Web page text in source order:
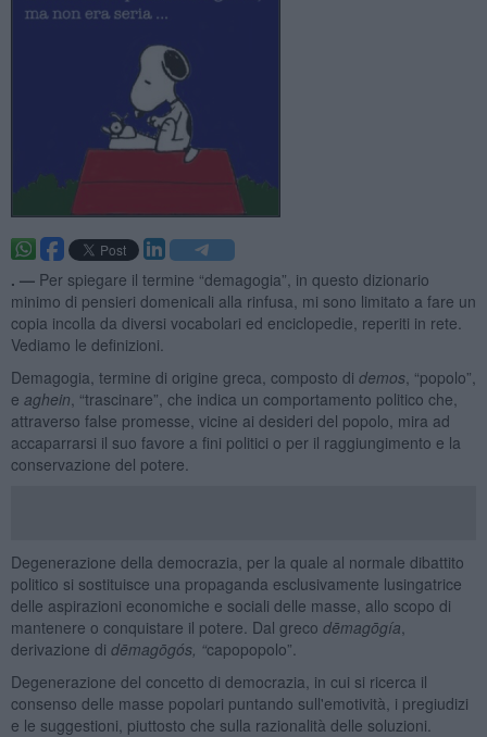
. — Per spiegare il termine “demagogia”, in questo dizionario
minimo di pensieri domenicali alla rinfusa, mi sono limitato a fare un
copia incolla da diversi vocabolari ed enciclopedie, reperiti in rete.
Vediamo le definizioni.
Demagogia, termine di origine greca, composto di demos, “popolo”,
e aghein , “trascinare”, che indica un comportamento politico che,
attraverso false promesse, vicine ai desideri del popolo, mira ad
accaparrarsi il suo favore a fini politici o per il raggiungimento e la
conservazione del potere.
Degenerazione della democrazia, per la quale al normale dibattito
politico si sostituisce una propaganda esclusivamente lusingatrice
delle aspirazioni economiche e sociali delle masse, allo scopo di
mantenere o conquistare il potere. Dal greco dēmagōgía
derivazione di dēmagōgós, “capopopolo”.
Degenerazione del concetto di democrazia, in cui si ricerca il
consenso delle masse popolari puntando sull'emotività, i pregiudizi
e le suggestioni, piuttosto che sulla razionalità delle soluzioni.